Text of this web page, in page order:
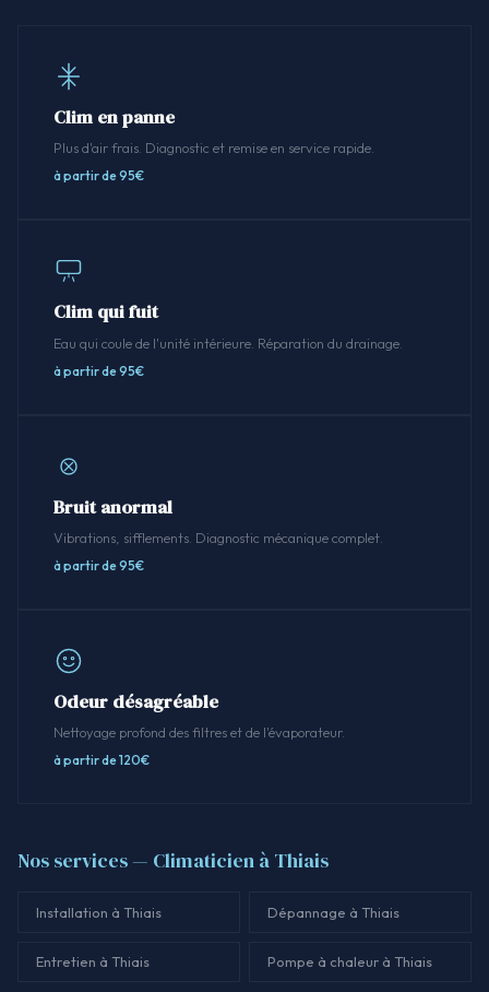
Clim en panne
Plus d'air frais. Diagnostic et remise en service rapide.
à partir de 95€
Clim qui fuit
Eau qui coule de l'unité intérieure. Réparation du drainage.
à partir de 95€
Bruit anormal
Vibrations, sifflements. Diagnostic mécanique complet.
à partir de 95€
Odeur désagréable
Nettoyage profond des filtres et de l'évaporateur.
à partir de 120€
Nos services — Climaticien à Thiais
Installation à Thiais Dépannage à Thiais
Entretien à Thiais Pompe à chaleur à Thiais